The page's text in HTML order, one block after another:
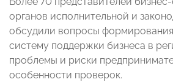
органов исполнительной и
обсудили вопросы
систему поддержки бизнеса в
проблемы и риски
особенности проверок.